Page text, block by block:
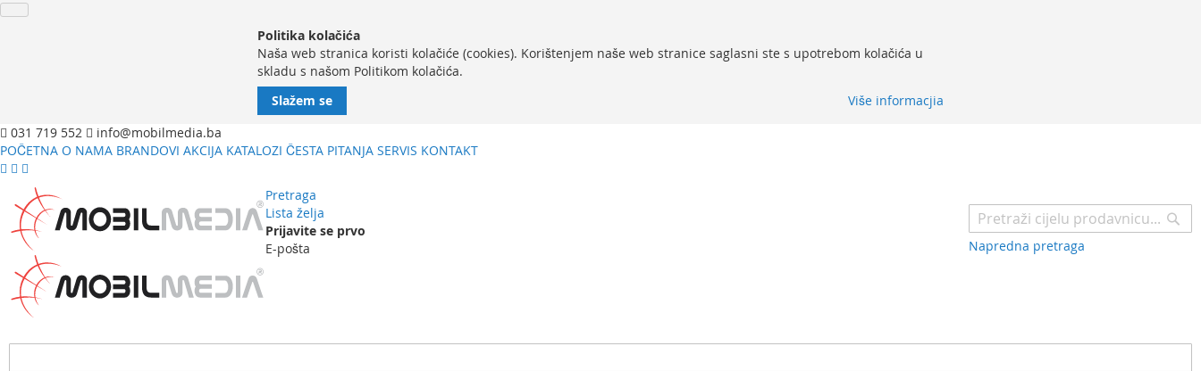
Politika kolačića
Naša web stranica koristi kolačiće (cookies). Korištenjem naše web stranice saglasni ste s upotrebom kolačića u
skladu s našom Politikom kolačića.
Više informacjia
Slažem se
031 719 552
info@mobilmedia.ba
POČETNA O NAMA BRANDOVI AKCIJA KATALOZI ČESTA PITANJA SERVIS KONTAKT
Pretraga
Napredna pretraga
Lista želja
Prijavite se prvo
E-pošta